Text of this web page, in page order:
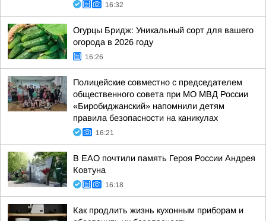
16:32
Огурцы Бридж: Уникальный сорт для вашего
огорода в 2026 году
16:26
Полицейские совместно с председателем
общественного совета при МО МВД России
«Биробиджанский» напомнили детям
правила безопасности на каникулах
16:21
В ЕАО почтили память Героя России Андрея
Ковтуна
16:18
Как продлить жизнь кухонным приборам и